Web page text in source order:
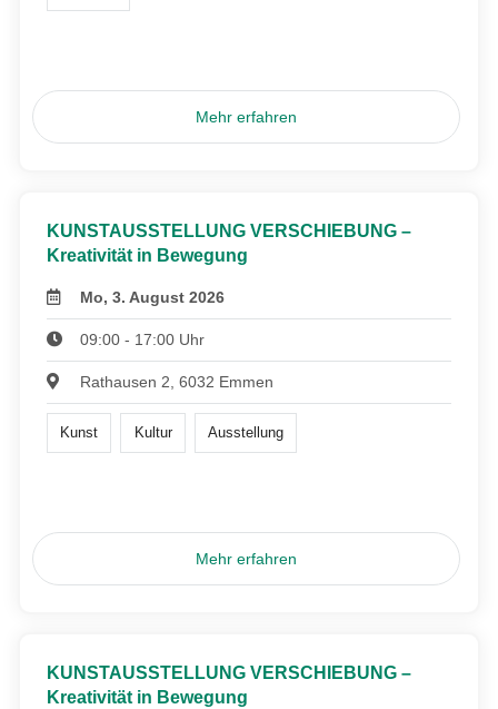
Mehr erfahren
KUNSTAUSSTELLUNG VERSCHIEBUNG –
Kreativität in Bewegung
Mo, 3. August 2026
09:00 - 17:00 Uhr
Rathausen 2, 6032 Emmen
Kunst Kultur Ausstellung
Mehr erfahren
KUNSTAUSSTELLUNG VERSCHIEBUNG –
Kreativität in Bewegung